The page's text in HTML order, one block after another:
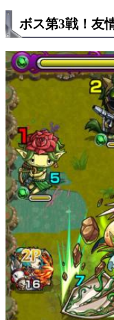
ボス第3戦！友